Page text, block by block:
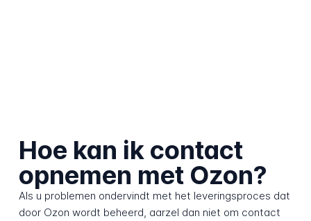
Hoe kan ik contact
opnemen met Ozon?
Als u problemen ondervindt met het leveringsproces dat
door Ozon wordt beheerd, aarzel dan niet om contact